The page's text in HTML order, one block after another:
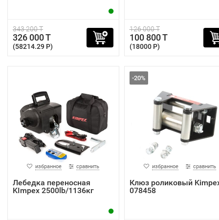
343 200 T
326 000 T
(58214.29 P)
126 000 T
100 800 T
(18000 P)
избранное сравнить
Лебедка переносная
KImpex 2500lb/1136кг
-20%
избранное сравнить
Клюз роликовый
078458